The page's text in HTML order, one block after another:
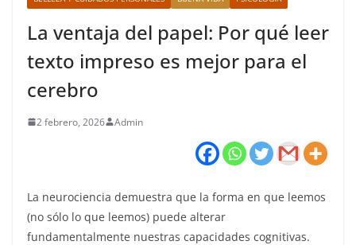
La ventaja del papel: Por qué leer
texto impreso es mejor para el
cerebro
2 febrero, 2026 Admin
La neurociencia demuestra que la forma en que leemos
(no sólo lo que leemos) puede alterar
fundamentalmente nuestras capacidades cognitivas.